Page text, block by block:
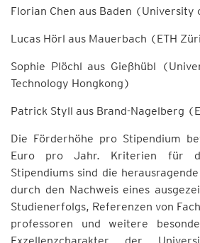
Florian Chen aus Baden (University
Lucas Hörl aus Mauerbach (ETH
Sophie Plöchl aus Gießhübl
Technology Hongkong)
Patrick Styll aus Brand-Nagelberg
Die Förderhöhe pro Stipendium
Euro pro Jahr. Kriterien für
Stipendiums sind die
durch den Nachweis eines
Studienerfolgs, Referenzen von
professoren und weitere